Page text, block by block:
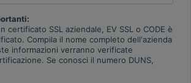
certificato SSL aziendale, EV SSL o CODE è
Compila il nome completo dell'azienda
informazioni verranno verificate
Se conosci il numero DUNS,